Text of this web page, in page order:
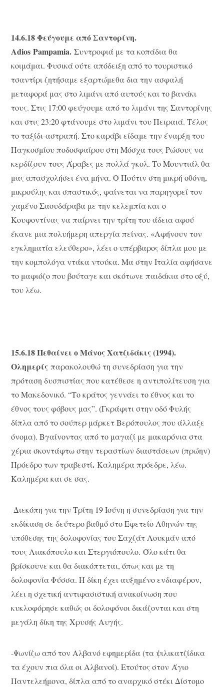
14.6.18 Φεύγουμε από Σαντορίνη.
Αdios Pampamia.Συντροφιά με τα κοπάδια θα
κοιμάμαι. Φυσικά ούτε απόδειξη από το τουριστικό
τσαντίρι ζητήσαμε εξαρτώμεθα δια την ασφαλή
μεταφορά μας στο λιμάνι από αυτούς και το βανάκι
τους. Στις 17:00 φεύγουμε από το λιμάνι της Σαντορίνης
και στις 23:20 φτάνουμε στο λιμάνι του Πειραιά. Τέλος
το ταξίδι-αστραπή. Στο καράβι είδαμε την έναρξη του
Παγκοσμίου ποδοσφαίρου στη Μόσχα τους Ρώσους να
κερδίζουν τους Άραβες με πολλά γκολ. Το Μουντιάλ θα
μας απασχολήσει ένα μήνα. Ο Πούτιν στη μικρή οθόνη,
μικρούλης και σπαστικός, φαίνεται να παρηγορεί τον
χαμένο Σαουδάραβα με την κελεμπία και o
Κουφοντίνας να παίρνει την τρίτη του άδεια αφού
έκανε μια πολυήμερη απεργία πείνας. «Αφήνουν τον
εγκληματία ελεύθερο», λέει ο υπέρβαρος δίπλα μου με
την κομπολόγα ντάκα ντούκα. Μα στην Ιταλία αφήσανε
το μαφιόζο που βούταγε και σκότωνε παιδάκια στο οξύ,
του λέω.
15.6.18 Πεθαίνει ο Μάνος Χατζιδάκις (1994).
Ολημερίςπαρακολουθώ τη συνεδρίαση για την
πρόταση δυσπιστίας που κατέθεσε η αντιπολίτευση για
το Μακεδονικό. “Το κράτος γεννάει το έθνος και το
έθνος τους φόβους μας”. (Γκράφιτι στην οδό Φυλής
δίπλα από το σούπερ μάρκετ Βερόπουλος που άλλαξε
όνομα). Βγαίνοντας από το μαγαζί με μακαρόνια στα
χέρια σκοντάφτω στην τεραστίων διαστάσεων (πρώην)
Πρόεδρο των τραβεστί. Καλημέρα πρόεδρε, λέω.
Καλημέρα και σε σας.
-Διεκόπη για την Τρίτη 19 Ιούνη η συνεδρίαση για την
εκδίκαση σε δεύτερο βαθμό στο Εφετείο Αθηνών της
υπόθεσης της δολοφονίας του Σαχζάτ Λουκμάν από
τους Λιακόπουλο και Στεργιόπουλο. Όλο κάτι θα
βρίσκουνε και θα διακόπτεται, όπως και με τη
δολοφονία Φύσσα. Η δίκη έχει αυξημένο ενδιαφέρον,
λέει η σχετική αντιφασιστική ανακοίνωση που
κυκλοφόρησε καθώς οι δολοφόνοι δικάζονται και στη
μεγάλη δίκη της Χρυσής Αυγής.
-Ψωνίζω από τον Αλβανό εφημερίδα (τα ψιλικατζίδικα
τα έχουν πια όλα οι Αλβανοί). Ετούτος στον Άγιο
Παντελεήμονα, δίπλα από το αναρχικό στέκι Δίστομο